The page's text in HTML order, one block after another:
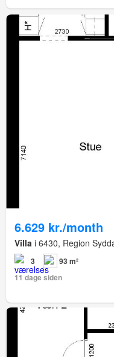
6.629 kr./month
Villa i 6430, Region
3
93 m²
11 dage siden